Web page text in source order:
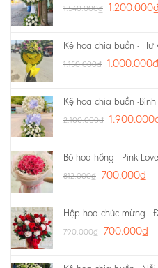
1.540.000₫ 1.200.000
Kệ hoa chia buồn - Hư
1.150.000₫ 1.000.000₫
Kệ hoa chia buồn -
2.100.000₫ 1.900.000
Bó hoa hồng - Pink
812.000₫ 700.000₫
Hộp hoa chúc mừng -
790.000₫ 700.000₫